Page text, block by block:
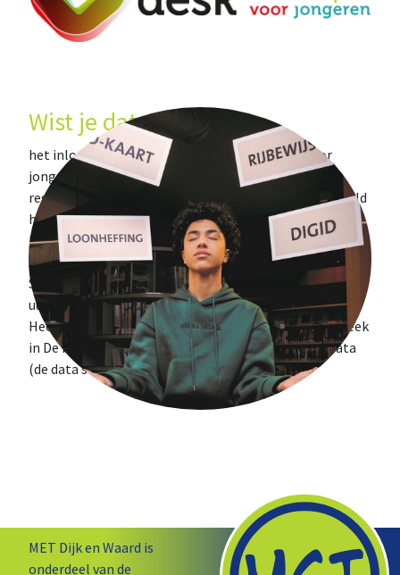
Wist je dat...?
het inloopspreekuur 'Vragen over...?' speciaal voor
jongeren is? Daar kun je ook hulp krijgen met
regeldingen bij verschillende organisaties. Bijvoorbeeld
het aanvragen van je DigiD, het terugvragen van
loonheffing van je bijbaan en het regelen van
studiefinanciering. Je kunt op maandagmiddag naar de
Stadsfabriek in Alkmaar, op dinsdagmiddag van 15.00
uur tot 17.00 naar het Jongerencentrum Kompleks in
Heerhugowaard en op woensdagavond in de bibliotheek
in De Mare in Alkmaar. Check
meer info en de data
(de data staat onderaan).
MET Dijk en Waard is
onderdeel van de